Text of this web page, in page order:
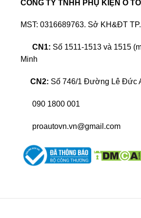
Dán PPF màu (PPF wrap)
truyền thống. Không những
CÔNG TY TNHH PHỤ KIỆN Ô
MST: 0316689763. Sở KH&ĐT
CN1: Số 1511-1513 và 1515
Minh
CN2: Số 746/1 Đường Lê Đức
090 1800 001
proautovn.vn@gmail.com